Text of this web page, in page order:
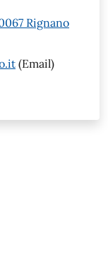
Rignano
(Email)